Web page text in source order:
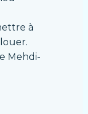
à
Mehdi-